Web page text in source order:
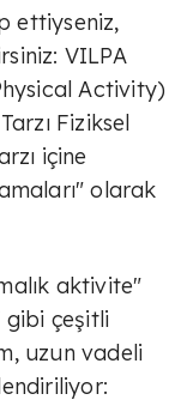
ettiyseniz,
VILPA
Activity)
Fiziksel
içine
olarak
aktivite"
çeşitli
uzun vadeli